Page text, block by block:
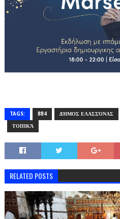
TAGS: 884 ΔΉΜΟΣ ΕΛΑΣΣΌΝΑΣ
ΤΟΠΙΚΆ
RELATED POSTS